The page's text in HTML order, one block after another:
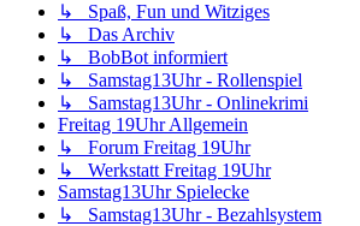
↳ Spaß, Fun und Witziges
↳ Das Archiv
↳ BobBot informiert
↳ Samstag13Uhr - Rollenspiel
↳ Samstag13Uhr - Onlinekrimi
Freitag 19Uhr Allgemein
↳ Forum Freitag 19Uhr
↳ Werkstatt Freitag 19Uhr
Samstag13Uhr Spielecke
↳ Samstag13Uhr - Bezahlsystem